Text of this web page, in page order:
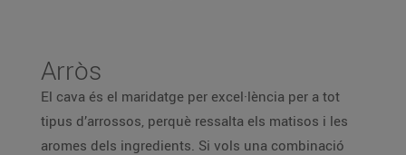
Arròs
El cava és el maridatge per excel·lència per a tot
tipus d’arrossos, perquè ressalta els matisos i les
aromes dels ingredients. Si vols una combinació